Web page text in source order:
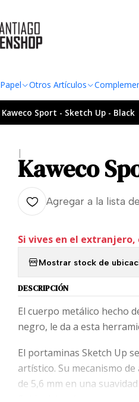
Papel Otros Artículos
Kaweco Sport - Sketch Up - Black
|
Kaweco
Agregar a la lista
Si vives en el
Mostrar stock de
DESCRIPCIÓN
El cuerpo metálico hecho
negro, le da a esta
El portaminas Sketch Up
artístico. Su mecanismo
de 5,6 mm en una